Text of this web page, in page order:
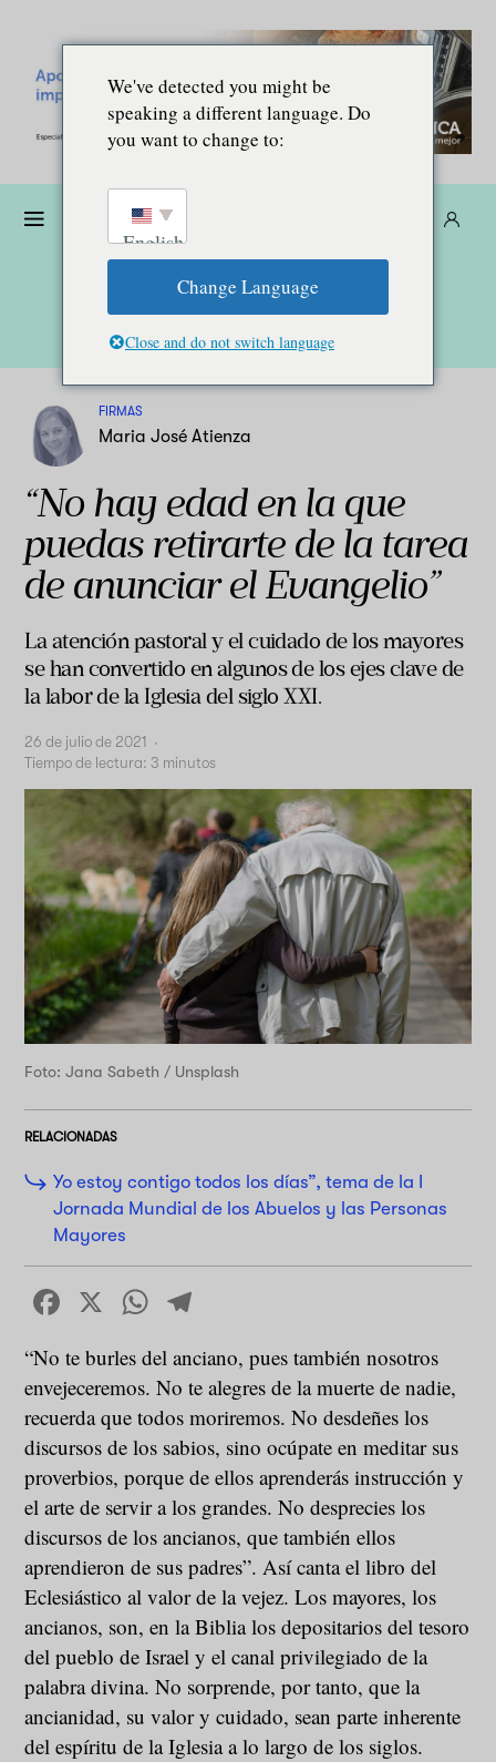
FIRMAS
Maria José Atienza
“No hay edad en la que
puedas retirarte de la tarea
de anunciar el Evangelio”
La atención pastoral y el cuidado de los mayores
se han convertido en algunos de los ejes clave de
la labor de la Iglesia del siglo XXI.
26 de julio de 2021 ·
Tiempo de lectura: 3 minutos
Foto: Jana Sabeth / Unsplash
RELACIONADAS
Yo estoy contigo todos los días”, tema de la I
Jornada Mundial de los Abuelos y las Personas
Mayores
Facebook
X WhatsApp
“No te burles del anciano, pues también nosotros
envejeceremos. No te alegres de la muerte de nadie,
recuerda que todos moriremos. No desdeñes los
discursos de los sabios, sino ocúpate en meditar sus
proverbios, porque de ellos aprenderás instrucción y
el arte de servir a los grandes. No desprecies los
discursos de los ancianos, que también ellos
aprendieron de sus padres”. Así canta el libro del
Eclesiástico al valor de la vejez. Los mayores, los
ancianos, son, en la Biblia los depositarios del tesoro
del pueblo de Israel y el canal privilegiado de la
palabra divina. No sorprende, por tanto, que la
ancianidad, su valor y cuidado, sean parte inherente
del espíritu de la Iglesia a lo largo de los siglos.
We've detected you might be
speaking a different language. Do
you want to change to:
English
Change Language
Close and do not switch language